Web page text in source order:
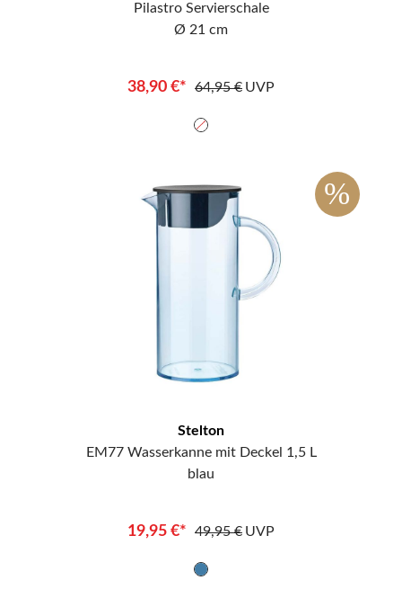
Pilastro Servierschale
Ø 21 cm
38,90 €* 64,95 € UVP
%
Stelton
EM77 Wasserkanne mit Deckel 1,5 L
blau
19,95 €* 49,95 € UVP